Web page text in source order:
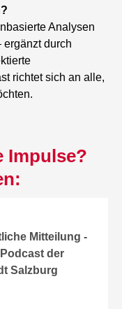
Analysen
ergänzt durch
richtet sich an alle,
Impulse?
Mitteilung -
der
Salzburg